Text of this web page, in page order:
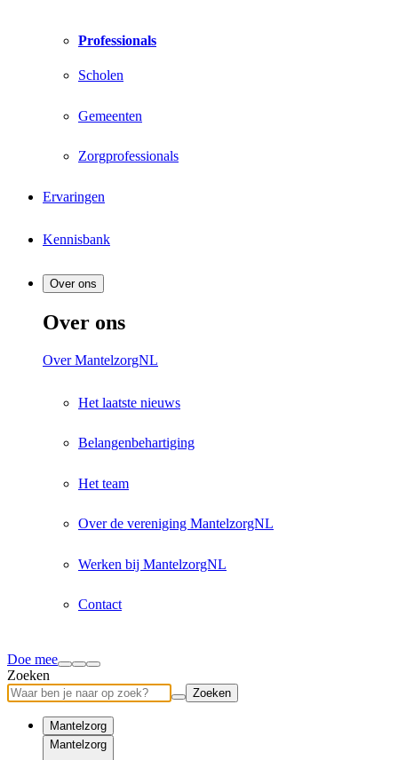
Professionals
Scholen
Gemeenten
Zorgprofessionals
Ervaringen
Kennisbank
Over ons
Over ons
Over MantelzorgNL
Het laatste nieuws
Belangenbehartiging
Het team
Over de vereniging MantelzorgNL
Werken bij MantelzorgNL
Contact
Doe mee
Zoeken
Zoeken
Mantelzorg
Mantelzorg